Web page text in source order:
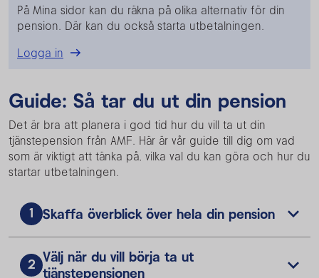
På Mina sidor kan du räkna på olika alternativ för din
pension. Där kan du också starta utbetalningen.
Logga in
Guide: Så tar du ut din pension
Det är bra att planera i god tid hur du vill ta ut din
tjänstepension från AMF. Här är vår guide till dig om vad
som är viktigt att tänka på, vilka val du kan göra och hur du
startar utbetalningen.
1 Skaffa överblick över hela din pension
2 Välj när du vill börja ta ut
tjänstepensionen